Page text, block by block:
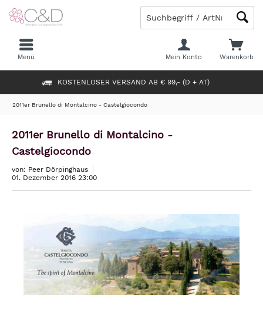
KOSTENLOSER VERSAND AB € 99,- (D + AT)
Warenkorb
Mein Konto
Menü
2011er Brunello di Montalcino - Castelgiocondo
2011er Brunello di Montalcino -
Castelgiocondo
von: Peer Dörpinghaus
01. Dezember 2016 23:00